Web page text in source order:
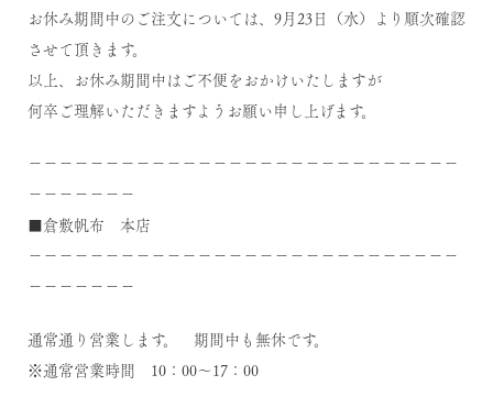
お休み期間中のご注文については、9月23日（水）より順次確認
させて頂きます。
以上、お休み期間中はご不便をおかけいたしますが
何卒ご理解いただきますようお願い申し上げます。
－－－－－－－－－－－－－－－－－－－－－－－－－－－－
－－－－－－－
■倉敷帆布 本店
－－－－－－－－－－－－－－－－－－－－－－－－－－－－
－－－－－－－
通常通り営業します。 期間中も無休です。
※通常営業時間 10：00～17：00